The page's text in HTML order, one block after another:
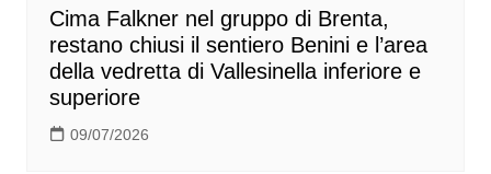
Cima Falkner nel gruppo di Brenta,
restano chiusi il sentiero Benini e l’area
della vedretta di Vallesinella inferiore e
superiore
09/07/2026